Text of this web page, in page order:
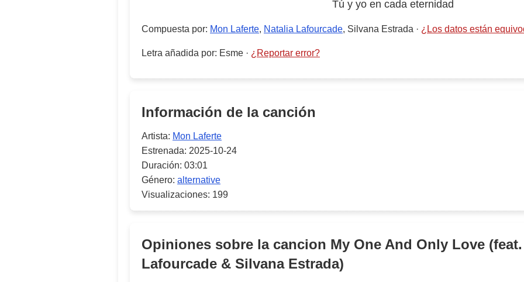
Tú y yo en cada eternidad
Compuesta por: Mon Laferte, Natalia Lafourcade, Silvana Estrada · ¿Los datos están
Letra añadida por: Esme · ¿Reportar error?
Información de la canción
Artista: Mon Laferte
Estrenada: 2025-10-24
Duración: 03:01
Género: alternative
Visualizaciones: 199
Opiniones sobre la cancion My One And Only Love
Lafourcade & Silvana Estrada)